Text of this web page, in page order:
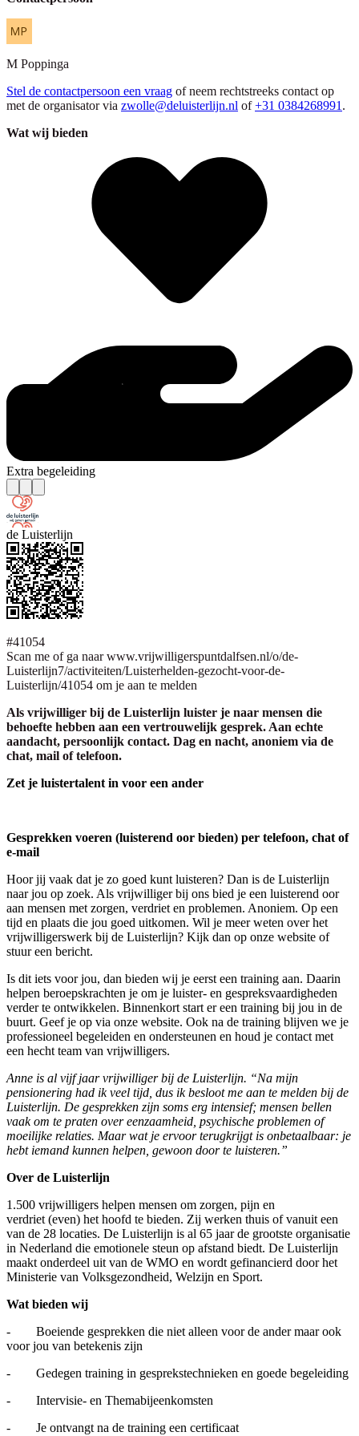
M Poppinga
Stel de contactpersoon een vraag of neem rechtstreeks contact op
met de organisator via zwolle@deluisterlijn.nl of +31 0384268991 .
Wat wij bieden
Extra begeleiding
de Luisterlijn
#41054
Scan me of ga naar www.vrijwilligerspuntdalfsen.nl/o/de-
Luisterlijn7/activiteiten/Luisterhelden-gezocht-voor-de-
Luisterlijn/41054 om je aan te melden
Als vrijwilliger bij de Luisterlijn luister je naar mensen die
behoefte hebben aan een vertrouwelijk gesprek. Aan echte
aandacht, persoonlijk contact. Dag en nacht, anoniem via de
chat, mail of telefoon.
Zet je luistertalent in voor een ander
Gesprekken voeren (luisterend oor bieden) per telefoon, chat of
e-mail
Hoor jij vaak dat je zo goed kunt luisteren? Dan is de Luisterlijn
naar jou op zoek. Als vrijwilliger bij ons bied je een luisterend oor
aan mensen met zorgen, verdriet en problemen. Anoniem. Op een
tijd en plaats die jou goed uitkomen. Wil je meer weten over het
vrijwilligerswerk bij de Luisterlijn? Kijk dan op onze website of
stuur een bericht.
Is dit iets voor jou, dan bieden wij je eerst een training aan. Daarin
helpen beroepskrachten je om je luister- en gespreksvaardigheden
verder te ontwikkelen. Binnenkort start er een training bij jou in de
buurt. Geef je op via onze website. Ook na de training blijven we je
professioneel begeleiden en ondersteunen en houd je contact met
een hecht team van vrijwilligers.
Anne is al vijf jaar vrijwilliger bij de Luisterlijn. “Na mijn
pensionering had ik veel tijd, dus ik besloot me aan te melden bij de
Luisterlijn. De gesprekken zijn soms erg intensief; mensen bellen
vaak om te praten over eenzaamheid, psychische problemen of
moeilijke relaties. Maar wat je ervoor terugkrijgt is onbetaalbaar: je
hebt iemand kunnen helpen, gewoon door te luisteren.”
Over de Luisterlijn
1.500 vrijwilligers helpen mensen om zorgen, pijn en
verdriet (even) het hoofd te bieden. Zij werken thuis of vanuit een
van de 28 locaties. De Luisterlijn is al 65 jaar de grootste organisatie
in Nederland die emotionele steun op afstand biedt. De Luisterlijn
maakt onderdeel uit van de WMO en wordt gefinancierd door het
Ministerie van Volksgezondheid, Welzijn en Sport.
Wat bieden wij
- Boeiende gesprekken die niet alleen voor de ander maar ook
voor jou van betekenis zijn
- Gedegen training in gesprekstechnieken en goede begeleiding
- Intervisie- en Themabijeenkomsten
- Je ontvangt na de training een certificaat